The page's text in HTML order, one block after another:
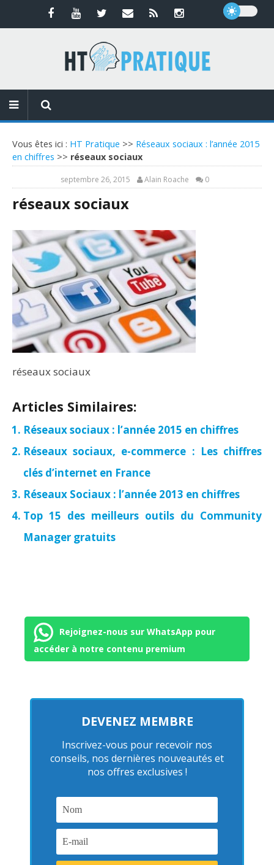
Vous êtes ici : HT Pratique >> Réseaux sociaux : l’année 2015
en chiffres >> réseaux sociaux
septembre 26, 2015 Alain Roache 0
réseaux sociaux
réseaux sociaux
Articles Similaires:
Réseaux sociaux : l’année 2015 en chiffres
Réseaux sociaux, e-commerce : Les chiffres
clés d’internet en France
Réseaux Sociaux : l’année 2013 en chiffres
Top 15 des meilleurs outils du Community
Manager gratuits
Rejoignez-nous sur WhatsApp pour
accéder à notre contenu premium
DEVENEZ MEMBRE
Inscrivez-vous pour recevoir nos
conseils, nos dernières nouveautés et
nos offres exclusives !